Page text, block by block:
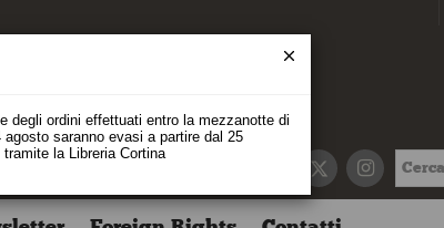
degli ordini effettuati entro la mezzanotte di
saranno evasi a partire dal 25
la Libreria Cortina